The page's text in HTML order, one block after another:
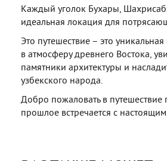
Каждый уголок Бухары,
идеальная локация для
Это путешествие – это
в атмосферу древнего Востока,
памятники архитектуры и
узбекского народа.
Добро пожаловать в путешествие
прошлое встречается с